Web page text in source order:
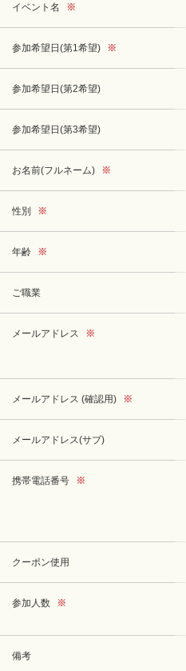
イベント名 ※
参加希望日(第1希望) ※
参加希望日(第2希望)
参加希望日(第3希望)
お名前(フルネーム) ※
性別 ※
年齢 ※
ご職業
メールアドレス
※
メールアドレス (確認用) ※
メールアドレス(サブ)
携帯電話番号
※
クーポン使用
参加人数 ※
備考